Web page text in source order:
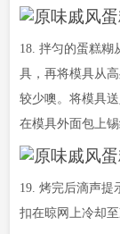
18. 拌匀的蛋糕糊
具，再将模具从
较少噢。将模具
在模具外面包上
19. 烤完后滴声提
扣在晾网上冷却